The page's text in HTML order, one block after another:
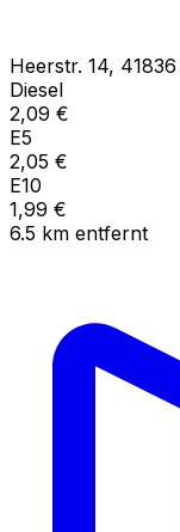
Heerstr. 14, 41836
Diesel
2,09 €
E5
2,05 €
E10
1,99 €
6.5 km entfernt